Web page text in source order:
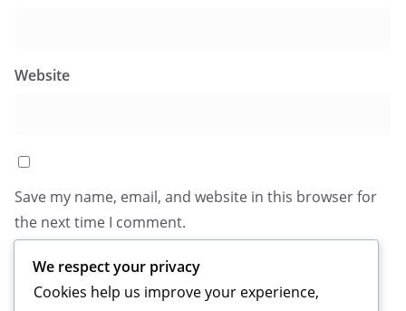
Website
Save my name, email, and website in this browser for
the next time I comment.
We respect your privacy
Cookies help us improve your experience,